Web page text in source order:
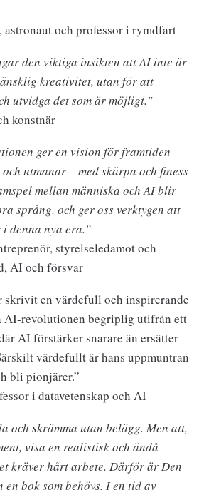
astronaut och professor i rymdfart
den viktiga insikten att AI inte är
kreativitet, utan för att
utvidga det som är möjligt."
konstnär
ger en vision för framtiden
utmanar – med skärpa och finess
mellan människa och AI blir
språng, och ger oss verktygen att
denna nya era.”
styrelseledamot och
AI och försvar
skrivit en värdefull och inspirerande
AI-revolutionen begriplig utifrån ett
AI förstärker snarare än ersätter
värdefullt är hans uppmuntran
bli pionjärer.”
i datavetenskap och AI
och skrämma utan belägg. Men att,
visa en realistisk och ändå
kräver hårt arbete. Därför är Den
bok som behövs. I en tid av